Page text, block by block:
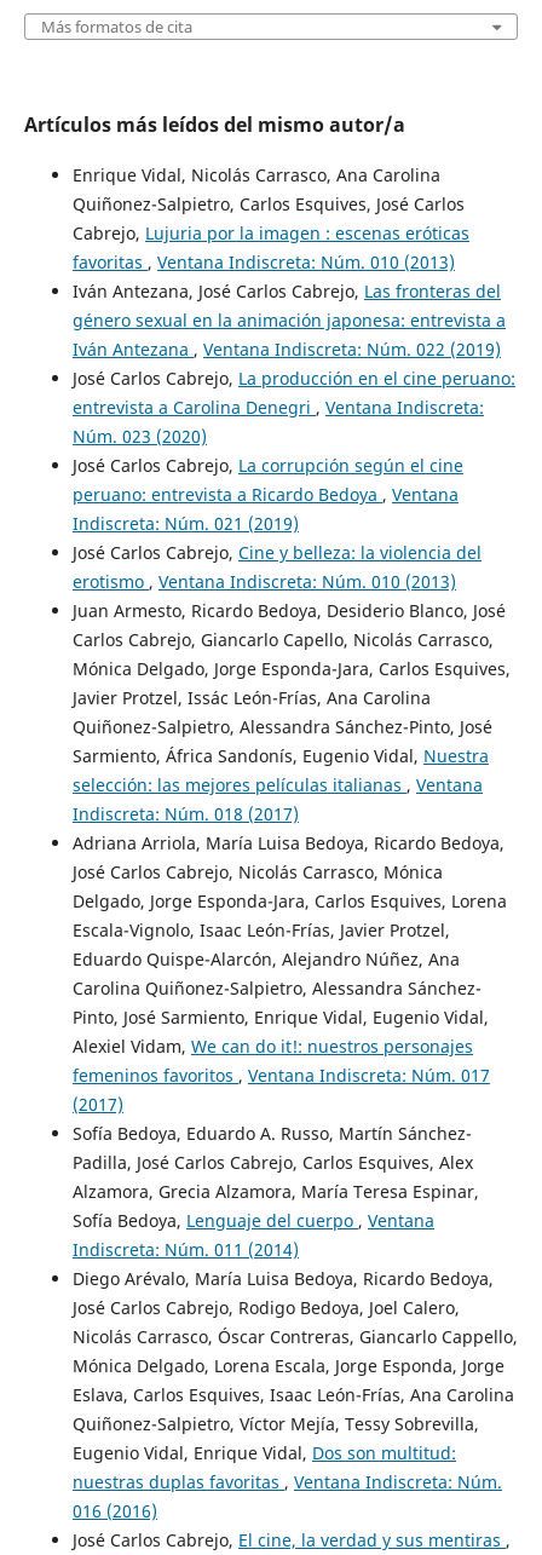
Más formatos de cita
Artículos más leídos del mismo autor/a
Enrique Vidal, Nicolás Carrasco, Ana Carolina
Quiñonez-Salpietro, Carlos Esquives, José Carlos
Cabrejo, Lujuria por la imagen : escenas eróticas
favoritas , Ventana Indiscreta: Núm. 010 (2013)
Iván Antezana, José Carlos Cabrejo, Las fronteras del
género sexual en la animación japonesa: entrevista a
Iván Antezana , Ventana Indiscreta: Núm. 022 (2019)
José Carlos Cabrejo, La producción en el cine peruano:
entrevista a Carolina Denegri , Ventana Indiscreta:
Núm. 023 (2020)
José Carlos Cabrejo, La corrupción según el cine
peruano: entrevista a Ricardo Bedoya , Ventana
Indiscreta: Núm. 021 (2019)
José Carlos Cabrejo, Cine y belleza: la violencia del
erotismo , Ventana Indiscreta: Núm. 010 (2013)
Juan Armesto, Ricardo Bedoya, Desiderio Blanco, José
Carlos Cabrejo, Giancarlo Capello, Nicolás Carrasco,
Mónica Delgado, Jorge Esponda-Jara, Carlos Esquives,
Javier Protzel, Issác León-Frías, Ana Carolina
Quiñonez-Salpietro, Alessandra Sánchez-Pinto, José
Sarmiento, África Sandonís, Eugenio Vidal, Nuestra
selección: las mejores películas italianas , Ventana
Indiscreta: Núm. 018 (2017)
Adriana Arriola, María Luisa Bedoya, Ricardo Bedoya,
José Carlos Cabrejo, Nicolás Carrasco, Mónica
Delgado, Jorge Esponda-Jara, Carlos Esquives, Lorena
Escala-Vignolo, Isaac León-Frías, Javier Protzel,
Eduardo Quispe-Alarcón, Alejandro Núñez, Ana
Carolina Quiñonez-Salpietro, Alessandra Sánchez-
Pinto, José Sarmiento, Enrique Vidal, Eugenio Vidal,
Alexiel Vidam, We can do it!: nuestros personajes
femeninos favoritos , Ventana Indiscreta: Núm. 017
(2017)
Sofía Bedoya, Eduardo A. Russo, Martín Sánchez-
Padilla, José Carlos Cabrejo, Carlos Esquives, Alex
Alzamora, Grecia Alzamora, María Teresa Espinar,
Sofía Bedoya, Lenguaje del cuerpo , Ventana
Indiscreta: Núm. 011 (2014)
Diego Arévalo, María Luisa Bedoya, Ricardo Bedoya,
José Carlos Cabrejo, Rodigo Bedoya, Joel Calero,
Nicolás Carrasco, Óscar Contreras, Giancarlo Cappello,
Mónica Delgado, Lorena Escala, Jorge Esponda, Jorge
Eslava, Carlos Esquives, Isaac León-Frías, Ana Carolina
Quiñonez-Salpietro, Víctor Mejía, Tessy Sobrevilla,
Eugenio Vidal, Enrique Vidal, Dos son multitud:
nuestras duplas favoritas , Ventana Indiscreta: Núm.
016 (2016)
José Carlos Cabrejo, El cine, la verdad y sus mentiras ,